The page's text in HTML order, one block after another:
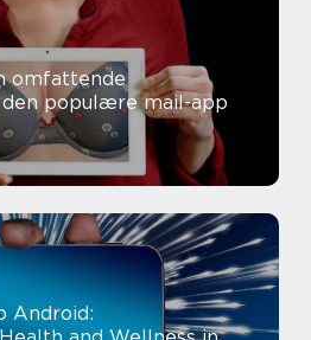
omfattende
populære mail-app
Android: